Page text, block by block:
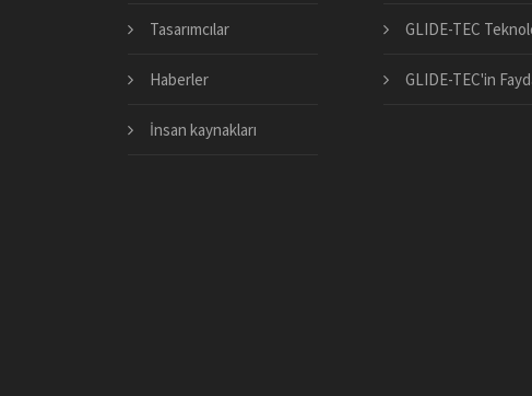
Tasarımcılar
Haberler
İnsan kaynakları
GLIDE-TEC
GLIDE-TEC'in